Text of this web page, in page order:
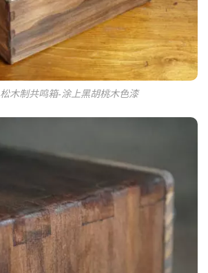
木制共鸣箱-涂上黑胡桃木色漆